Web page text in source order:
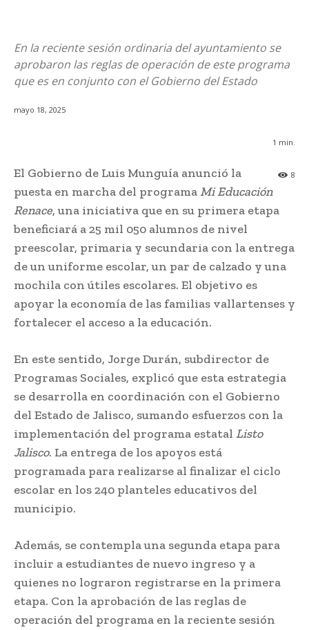
En la reciente sesión ordinaria del ayuntamiento se
aprobaron las reglas de operación de este programa
que es en conjunto con el Gobierno del Estado
mayo 18, 2025
1 min.
8
El Gobierno de Luis Munguía anunció la
puesta en marcha del programa Mi Educación
Renace, una iniciativa que en su primera etapa
beneficiará a 25 mil 050 alumnos de nivel
preescolar, primaria y secundaria con la entrega
de un uniforme escolar, un par de calzado y una
mochila con útiles escolares. El objetivo es
apoyar la economía de las familias vallartenses y
fortalecer el acceso a la educación.
En este sentido, Jorge Durán, subdirector de
Programas Sociales, explicó que esta estrategia
se desarrolla en coordinación con el Gobierno
del Estado de Jalisco, sumando esfuerzos con la
implementación del programa estatal Listo
Jalisco. La entrega de los apoyos está
programada para realizarse al finalizar el ciclo
escolar en los 240 planteles educativos del
municipio.
Además, se contempla una segunda etapa para
incluir a estudiantes de nuevo ingreso y a
quienes no lograron registrarse en la primera
etapa. Con la aprobación de las reglas de
operación del programa en la reciente sesión